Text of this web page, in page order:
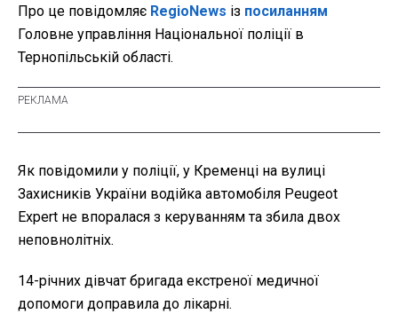
Про це повідомляє RegioNews із посиланням
Головне управління Національної поліції в
Тернопільській області.
Як повідомили у поліції, у Кременці на вулиці
Захисників України водійка автомобіля Peugeot
Expert не впоралася з керуванням та збила двох
неповнолітніх.
14-річних дівчат бригада екстреної медичної
допомоги доправила до лікарні.